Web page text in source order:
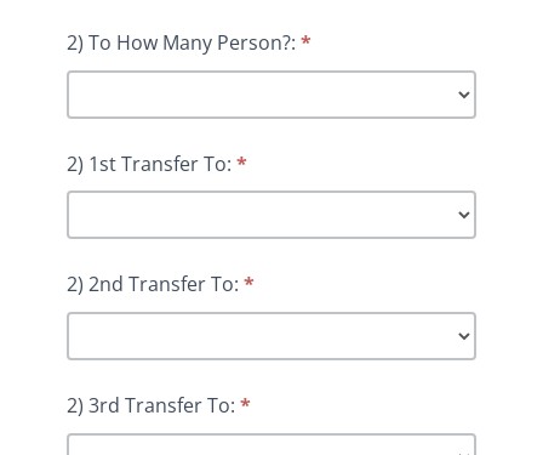
2) To How Many Person?: *
2) 1st Transfer To: *
2) 2nd Transfer To: *
2) 3rd Transfer To: *